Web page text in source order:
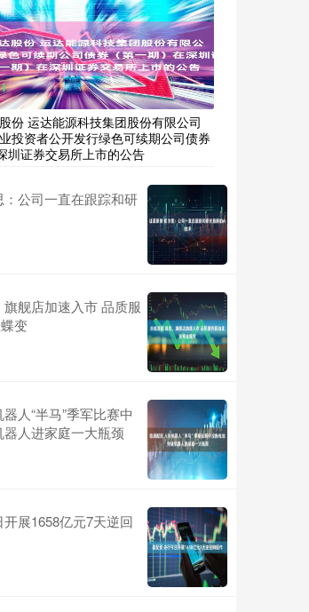
份 运达能源科技集团股份有限公司
投资者公开发行绿色可续期公司债券
圳证券交易所上市的公告
公司一直在跟踪和研
舰店加速入市 品质服
变
人“半马”季军比赛中
人进家庭一大瓶颈
展1658亿元7天逆回